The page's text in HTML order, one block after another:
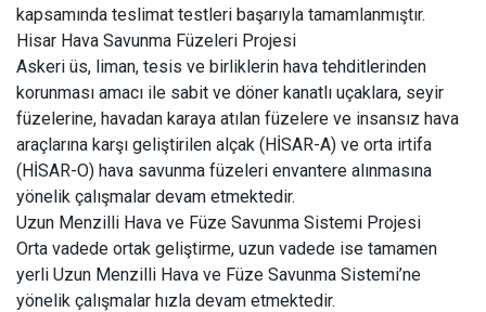
kapsamında teslimat testleri başarıyla tamamlanmıştır.
Hisar Hava Savunma Füzeleri Projesi
Askeri üs, liman, tesis ve birliklerin hava tehditlerinden
korunması amacı ile sabit ve döner kanatlı uçaklara, seyir
füzelerine, havadan karaya atılan füzelere ve insansız hava
araçlarına karşı geliştirilen alçak (HİSAR-A) ve orta irtifa
(HİSAR-O) hava savunma füzeleri envantere alınmasına
yönelik çalışmalar devam etmektedir.
Uzun Menzilli Hava ve Füze Savunma Sistemi Projesi
Orta vadede ortak geliştirme, uzun vadede ise tamamen
yerli Uzun Menzilli Hava ve Füze Savunma Sistemi’ne
yönelik çalışmalar hızla devam etmektedir.